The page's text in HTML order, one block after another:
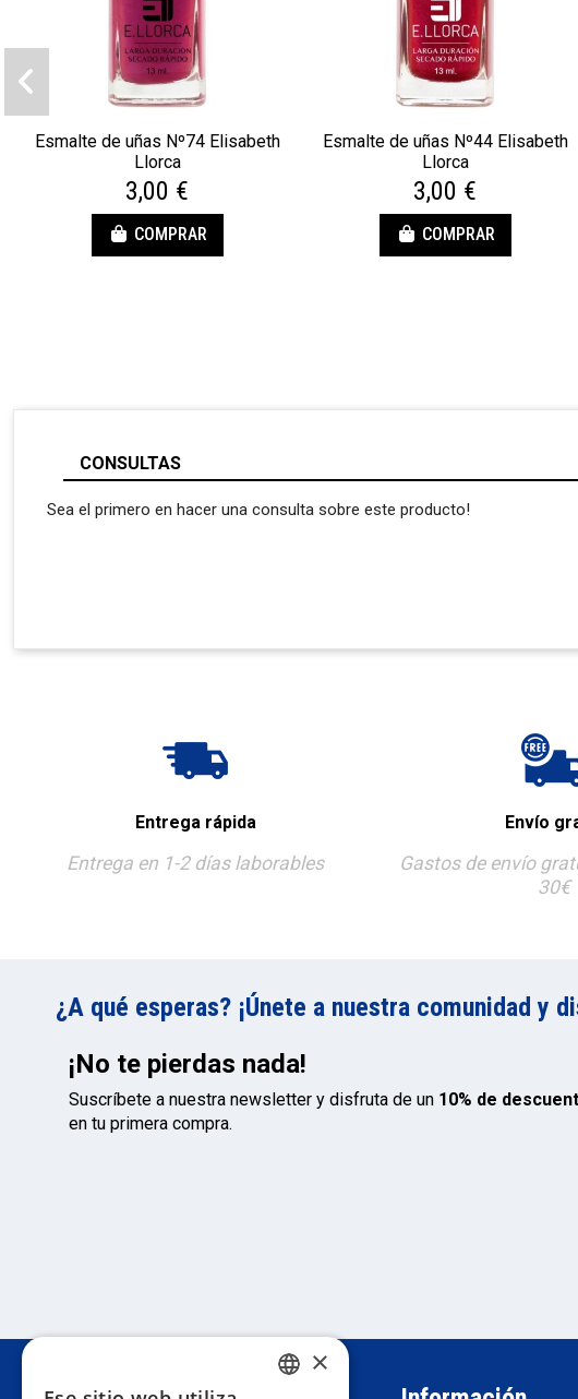
Esmalte de uñas Nº74 Elisabeth
Llorca
3,00 €
COMPRAR
Esmalte de uñas Nº44 Elisabeth
Llorca
3,00 €
COMPRAR
CONSULTAS
Sea el primero en hacer una consulta sobre este producto!
Entrega rápida
Entrega en 1-2 días laborables
Envío
Gastos de envío
30€
¿A qué esperas? ¡Únete a nuestra comunidad y
¡No te pierdas nada!
Suscríbete a nuestra newsletter y disfruta de un 10% de
en tu primera compra.
×